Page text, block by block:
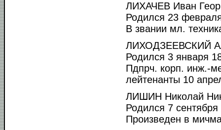
ЛИХАЧЕВ Иван
Родился 23
В звании мл.
ЛИХОДЗЕЕВСКИЙ
Родился 3 января
Пдпрч. корп. инж.-
лейтенанты 10
ЛИШИН Николай
Родился 7 сентября
Произведен в